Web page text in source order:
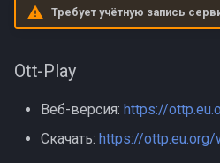
Требует учётную запись
Ott-Play
Веб-версия: https://
Скачать: https://